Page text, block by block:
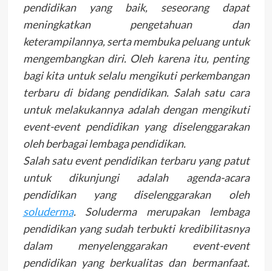
pendidikan yang baik, seseorang dapat
meningkatkan pengetahuan dan
keterampilannya, serta membuka peluang untuk
mengembangkan diri. Oleh karena itu, penting
bagi kita untuk selalu mengikuti perkembangan
terbaru di bidang pendidikan. Salah satu cara
untuk melakukannya adalah dengan mengikuti
event-event pendidikan yang diselenggarakan
oleh berbagai lembaga pendidikan.
Salah satu event pendidikan terbaru yang patut
untuk dikunjungi adalah agenda-acara
pendidikan yang diselenggarakan oleh
soluderma. Soluderma merupakan lembaga
pendidikan yang sudah terbukti kredibilitasnya
dalam menyelenggarakan event-event
pendidikan yang berkualitas dan bermanfaat.